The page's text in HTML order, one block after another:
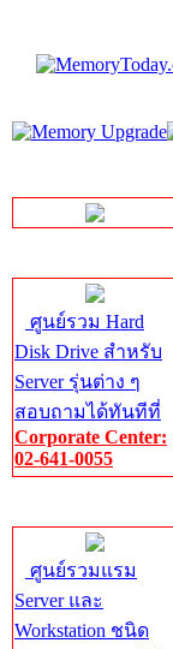
ศูนย์รวม Hard
Disk Drive สำหรับ
Server รุ่นต่าง ๆ
สอบถามได้ทันทีที่
Corporate Center:
02-641-0055
ศูนย์รวมแรม
Server และ
Workstation ชนิด